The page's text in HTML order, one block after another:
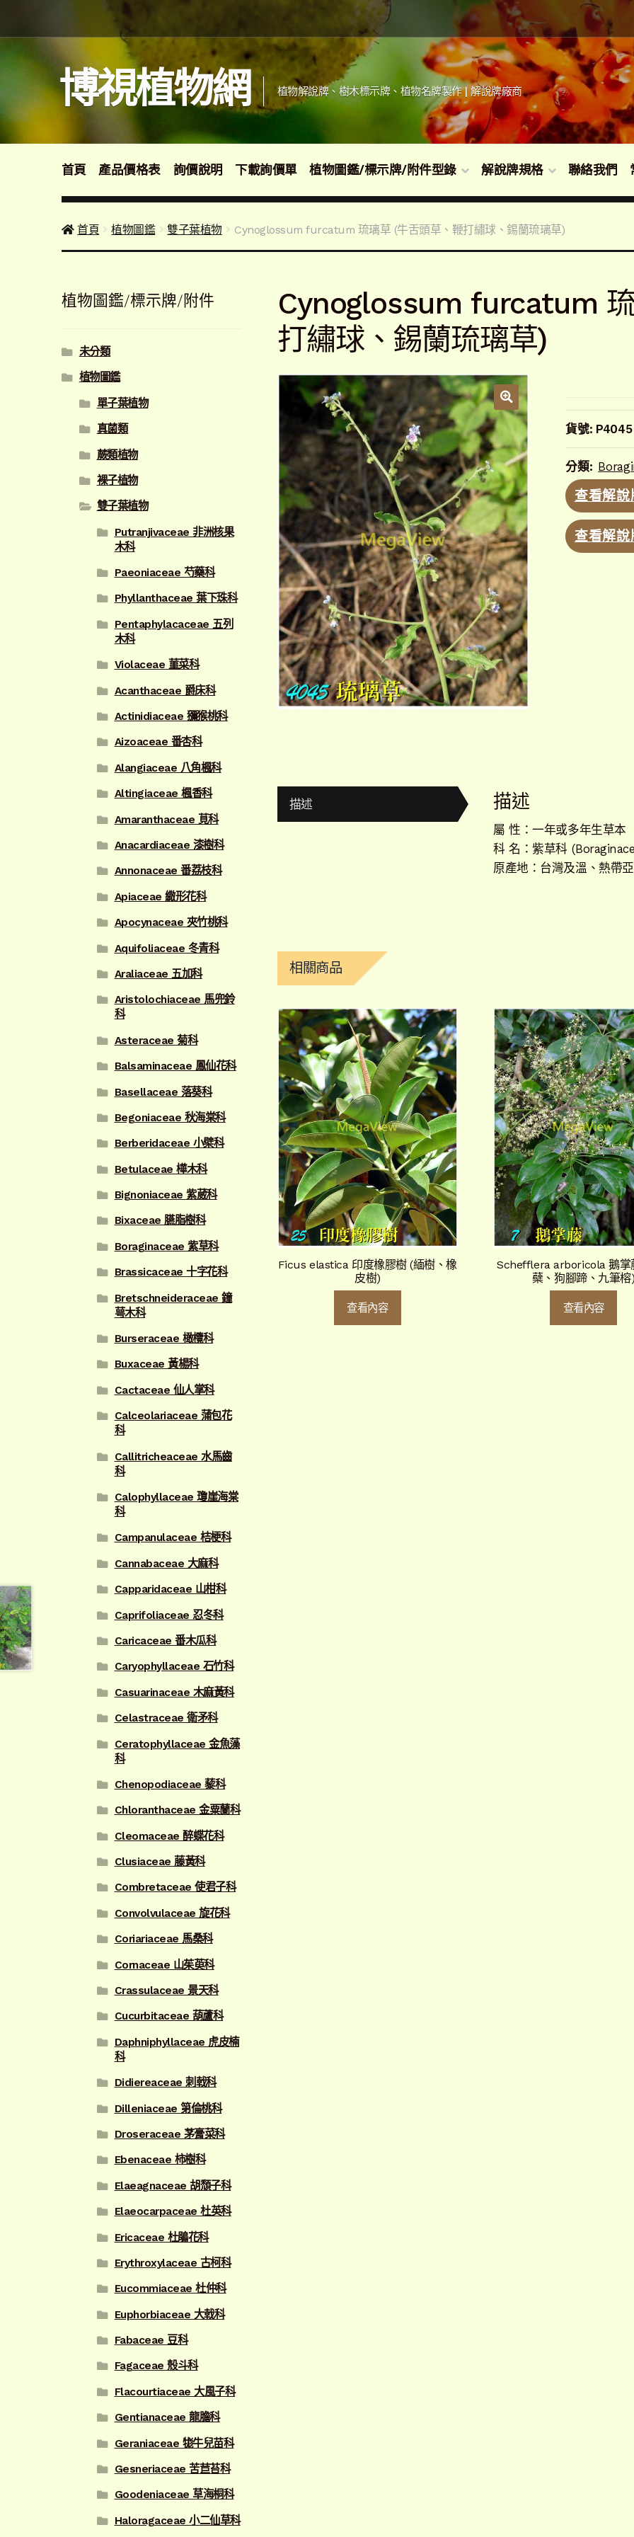
覽
列
要
內
容
博視植物網 植物解說牌、樹木標示牌、植物名牌製作 | 解說牌廠商
首頁 產品價格表 詢價說明 下載詢價單 植物圖鑑/標示牌/附件型錄 解說牌規格 聯絡我們
首頁 植物圖鑑 雙子葉植物 Cynoglossum furcatum 琉璃草 (牛舌頭草、鞭打繡球、錫蘭琉璃草)
Cynoglossum furcatum
打繡球、錫蘭琉璃草)
貨號: P4045
分類:
查看解
查看解說
描述 描述
屬 性：一年或多年生草本
科 名：紫草科
原產地：台灣及溫、熱帶
相關商品
Ficus elastica 印度橡膠樹 (緬樹、橡
皮樹)
查看內容
Schefflera arboricola 鵝掌
蘗、狗腳蹄、九筆榕)
查看內容
植物圖鑑/標示牌/附件
未分類
植物圖鑑
單子葉植物
真菌類
蕨類植物
裸子植物
雙子葉植物
Putranjivaceae 非洲核果
木科
Paeoniaceae 芍藥科
Phyllanthaceae 葉下珠科
Pentaphylacaceae 五列
木科
Violaceae 菫菜科
Acanthaceae 爵床科
Actinidiaceae 獼猴桃科
Aizoaceae 番杏科
Alangiaceae 八角楓科
Altingiaceae 楓香科
Amaranthaceae 莧科
Anacardiaceae 漆樹科
Annonaceae 番荔枝科
Apiaceae 繖形花科
Apocynaceae 夾竹桃科
Aquifoliaceae 冬青科
Araliaceae 五加科
Aristolochiaceae 馬兜鈴
科
Asteraceae 菊科
Balsaminaceae 鳳仙花科
Basellaceae 落葵科
Begoniaceae 秋海棠科
Berberidaceae 小檗科
Betulaceae 樺木科
Bignoniaceae 紫葳科
Bixaceae 臙脂樹科
Boraginaceae 紫草科
Brassicaceae 十字花科
Bretschneideraceae 鐘
萼木科
Burseraceae 橄欖科
Buxaceae 黃楊科
Cactaceae 仙人掌科
Calceolariaceae 蒲包花
科
Callitricheaceae 水馬齒
科
Calophyllaceae 瓊崖海棠
科
Campanulaceae 桔梗科
Cannabaceae 大麻科
Capparidaceae 山柑科
Caprifoliaceae 忍冬科
Caricaceae 番木瓜科
Caryophyllaceae 石竹科
Casuarinaceae 木麻黃科
Celastraceae 衛矛科
Ceratophyllaceae 金魚藻
科
Chenopodiaceae 藜科
Chloranthaceae 金粟蘭科
Cleomaceae 醉蝶花科
Clusiaceae 藤黃科
Combretaceae 使君子科
Convolvulaceae 旋花科
Coriariaceae 馬桑科
Cornaceae 山茱萸科
Crassulaceae 景天科
Cucurbitaceae 葫蘆科
Daphniphyllaceae 虎皮楠
科
Didiereaceae 刺戟科
Dilleniaceae 第倫桃科
Droseraceae 茅膏菜科
Ebenaceae 柿樹科
Elaeagnaceae 胡頹子科
Elaeocarpaceae 杜英科
Ericaceae 杜鵑花科
Erythroxylaceae 古柯科
Eucommiaceae 杜仲科
Euphorbiaceae 大戟科
Fabaceae 豆科
Fagaceae 殼斗科
Flacourtiaceae 大風子科
Gentianaceae 龍膽科
Geraniaceae 牻牛兒苗科
Gesneriaceae 苦苣苔科
Goodeniaceae 草海桐科
Haloragaceae 小二仙草科